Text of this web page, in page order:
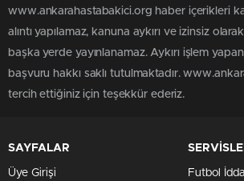
www.ankarahastabakici.org haber içerikleri
alıntı yapılamaz, kanuna aykırı ve izinsiz
başka yerde yayınlanamaz. Aykırı işlem
başvuru hakkı saklı tutulmaktadır.
tercih ettiğiniz için teşekkür ederiz.
SAYFALAR
Üye Girişi Futbol